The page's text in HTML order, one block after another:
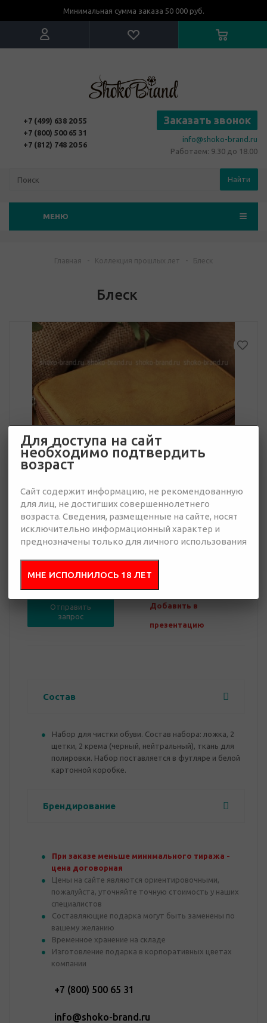
Минимальная сумма заказа 50 000 руб.
+7 (499) 638 20 55
+7 (800) 500 65 31
+7 (812) 748 20 56
Заказать звонок
info@shoko-brand.ru
Работаем: 9.30 до 18.00
Найти
МЕНЮ
Главная - Коллекция прошлых лет - Блеск
Блеск
0 руб.
Нет в наличии
Отправить
запрос
Добавить в
презентацию
Состав
Набор для чистки обуви. Состав набора: ложка, 2
щетки, 2 крема (черный, нейтральный), ткань для
полировки. Набор поставляется в футляре и белой
картонной коробке.
Брендирование
При заказе меньше минимального тиража -
цена договорная
Цены на сайте являются ориентировочными,
пожалуйста, уточняйте точную стоимость у наших
специалистов
Составляющие подарка могут быть заменены по
вашему желанию
Временное хранение на складе
Изготовление подарка в корпоративных цветах
компании
+7 (800) 500 65 31
info@shoko-brand.ru
Для доступа на сайт
необходимо подтвердить
возраст
Сайт содержит информацию, не рекомендованную
для лиц, не достигших совершеннолетнего
возраста. Сведения, размещенные на сайте, носят
исключительно информационный характер и
преднозначены только для личного использования
МНЕ ИСПОЛНИЛОСЬ 18 ЛЕТ